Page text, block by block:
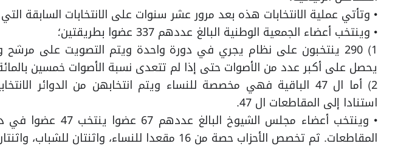
• وتأتي عملية الانتخابات هذه بعد مرور عشر سنوات على الانتخابات السابقة التي
• وينتخب أعضاء الجمعية الوطنية البالغ عددهم 337 عضوا بطريقتين؛
1) 290 ينتخبون على نظام يجري في دورة واحدة ويتم التصويت على مرشح
يحصل على أكبر عدد من الأصوات حتى إذا لم تتعدى نسبة الأصوات خمسين
2) أما ال 47 الباقية فهي مخصصة للنساء ويتم انتخابهن من الدوائر
استنادا إلى المقاطعات ال 47.
• وينتخب أعضاء مجلس
المقاطعات. ثم تخصص الأحزاب حصة من 16 مقعدا للنساء، واثنتان للشباب، واثنتان للمعوقين.